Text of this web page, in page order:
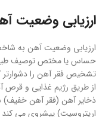
ارزیابی وضعیت
ارزیابی وضعیت آهن به
حساس یا مختص توصیف طیف
تشخیص فقر آهن را دشوارتر
از طریق رژیم غذایی و قرص
ذخایر آهن (فقر آهن خفیف)